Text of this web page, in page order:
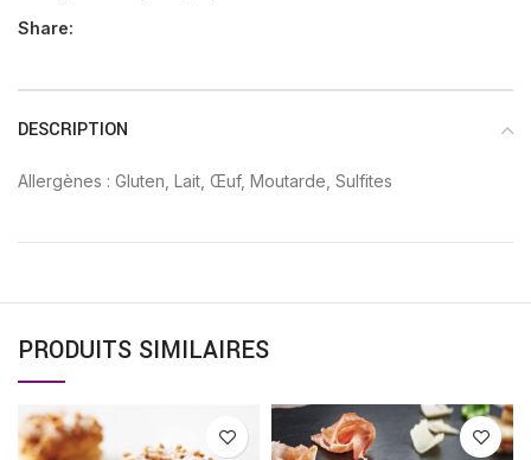
Share:
DESCRIPTION
Allergènes : Gluten, Lait, Œuf, Moutarde, Sulfites
PRODUITS SIMILAIRES